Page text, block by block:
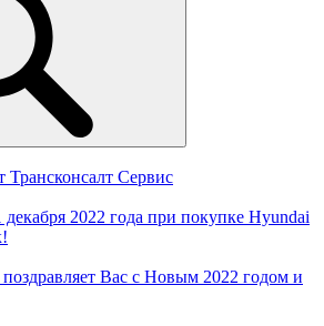
Сервис
2022 года при покупке Hyundai
Вас с Новым 2022 годом и